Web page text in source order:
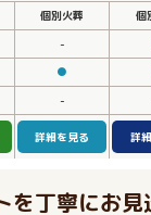
個別火葬 個
-
●
-
詳細を見る 詳
を丁寧にお見